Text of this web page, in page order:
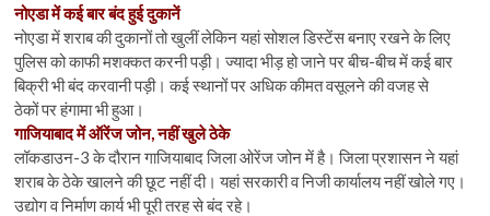
नोएडा में कई बार बंद हुई दुकानें
नोएडा में शराब की दुकानों तो खुलीं लेकिन यहां सोशल डिस्टेंस बनाए रखने के लिए
पुलिस को काफी मशक्कत करनी पड़ी। ज्यादा भीड़ हो जाने पर बीच-बीच में कई बार
बिक्री भी बंद करवानी पड़ी। कई स्थानों पर अधिक कीमत वसूलने की वजह से
ठेकों पर हंगामा भी हुआ।
गाजियाबाद में ऑरेंज जोन, नहीं खुले ठेके
लॉकडाउन-3 के दौरान गाजियाबाद जिला ओरेंज जोन में है। जिला प्रशासन ने यहां
शराब के ठेके खालने की छूट नहीं दी। यहां सरकारी व निजी कार्यालय नहीं खोले गए।
उद्योग व निर्माण कार्य भी पूरी तरह से बंद रहे।